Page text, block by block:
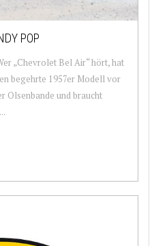
POP
„Chevrolet Bel Air“ hört, hat
begehrte 1957er Modell vor
Olsenbande und braucht